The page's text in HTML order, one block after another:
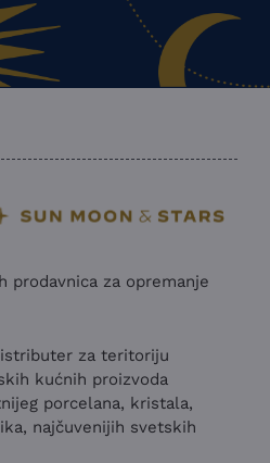
prodavnica za opremanje
za teritoriju
kućnih proizvoda
porcelana, kristala,
najčuvenijih svetskih